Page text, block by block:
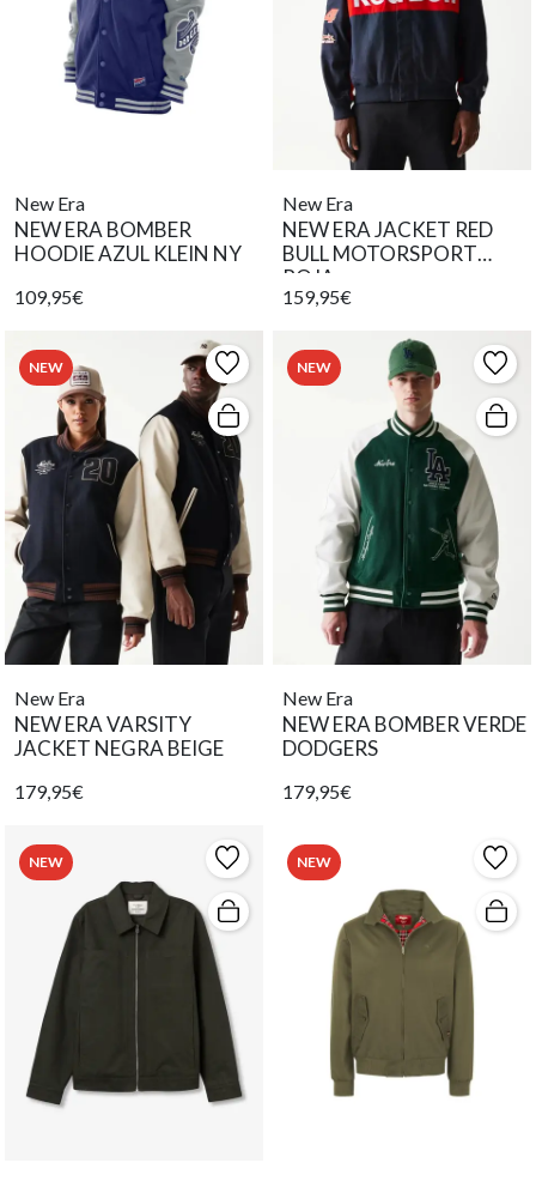
New Era
NEW ERA BOMBER
HOODIE AZUL KLEIN NY
109,95€
New Era
NEW ERA JACKET RED
BULL MOTORSPORT
ROJA
159,95€
NEW
New Era
NEW ERA VARSITY
JACKET NEGRA BEIGE
179,95€
NEW
New Era
NEW ERA BOMBER VERDE
DODGERS
179,95€
NEW NEW